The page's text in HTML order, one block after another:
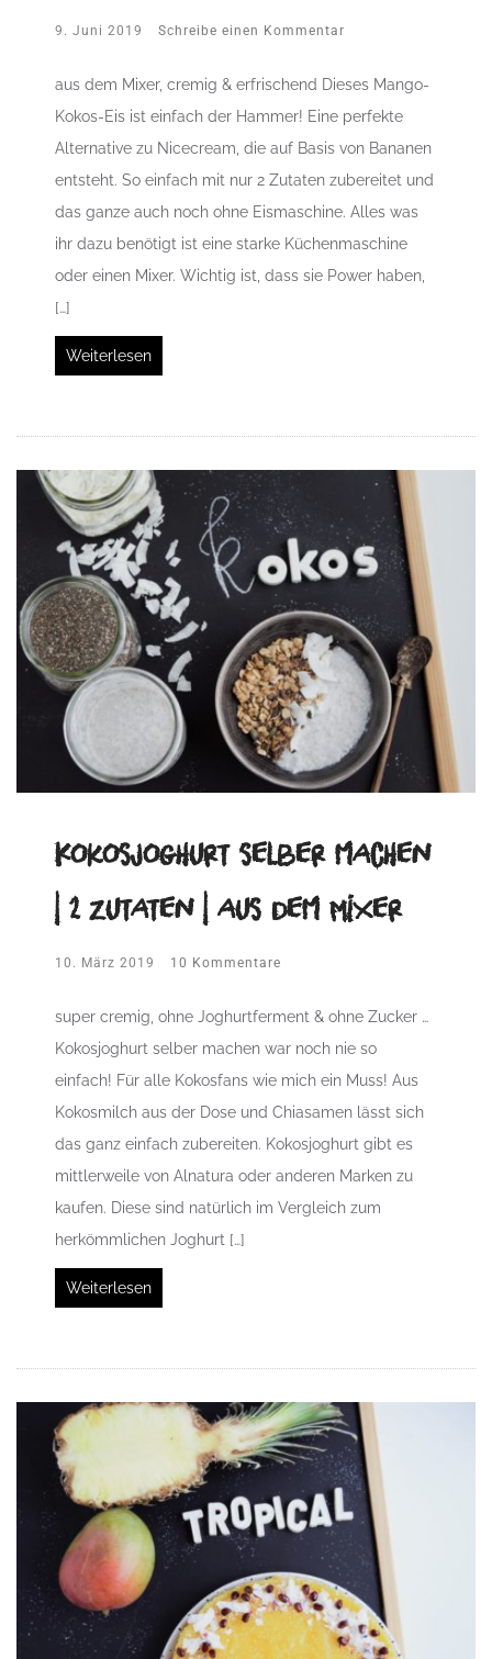
9. Juni 2019 Schreibe einen Kommentar
aus dem Mixer, cremig & erfrischend Dieses Mango-
Kokos-Eis ist einfach der Hammer! Eine perfekte
Alternative zu Nicecream, die auf Basis von Bananen
entsteht. So einfach mit nur 2 Zutaten zubereitet und
das ganze auch noch ohne Eismaschine. Alles was
ihr dazu benötigt ist eine starke Küchenmaschine
oder einen Mixer. Wichtig ist, dass sie Power haben,
[…]
Weiterlesen
Kokosjoghurt selber machen
| 2 Zutaten | aus dem Mixer
10. März 2019 10 Kommentare
super cremig, ohne Joghurtferment & ohne Zucker …
Kokosjoghurt selber machen war noch nie so
einfach! Für alle Kokosfans wie mich ein Muss! Aus
Kokosmilch aus der Dose und Chiasamen lässt sich
das ganz einfach zubereiten. Kokosjoghurt gibt es
mittlerweile von Alnatura oder anderen Marken zu
kaufen. Diese sind natürlich im Vergleich zum
herkömmlichen Joghurt […]
Weiterlesen